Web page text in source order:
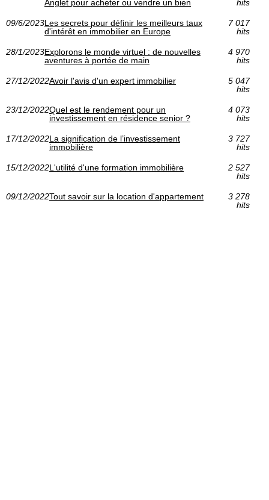
Anglet pour acheter ou vendre un bien
hits
09/6/2023Les secrets pour définir les meilleurs taux
d'intérêt en immobilier en Europe
7 017
hits
28/1/2023Explorons le monde virtuel : de nouvelles
aventures à portée de main
4 970
hits
27/12/2022Avoir l'avis d'un expert immobilier
5 047
hits
23/12/2022Quel est le rendement pour un
investissement en résidence senior ?
4 073
hits
17/12/2022La signification de l’investissement
immobilière
3 727
hits
15/12/2022L'utilité d'une formation immobilière
2 527
hits
09/12/2022Tout savoir sur la location d'appartement
3 278
hits